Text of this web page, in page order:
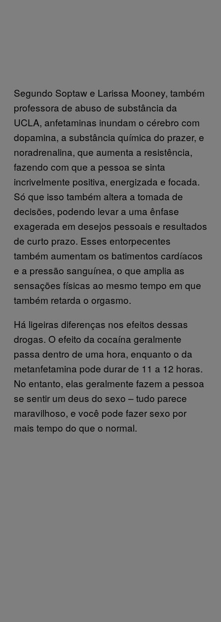
Segundo Soptaw e Larissa Mooney, também
professora de abuso de substância da
UCLA, anfetaminas inundam o cérebro com
dopamina, a substância química do prazer, e
noradrenalina, que aumenta a resistência,
fazendo com que a pessoa se sinta
incrivelmente positiva, energizada e focada.
Só que isso também altera a tomada de
decisões, podendo levar a uma ênfase
exagerada em desejos pessoais e resultados
de curto prazo. Esses entorpecentes
também aumentam os batimentos cardíacos
e a pressão sanguínea, o que amplia as
sensações físicas ao mesmo tempo em que
também retarda o orgasmo.
Há ligeiras diferenças nos efeitos dessas
drogas. O efeito da cocaína geralmente
passa dentro de uma hora, enquanto o da
metanfetamina pode durar de 11 a 12 horas.
No entanto, elas geralmente fazem a pessoa
se sentir um deus do sexo – tudo parece
maravilhoso, e você pode fazer sexo por
mais tempo do que o normal.